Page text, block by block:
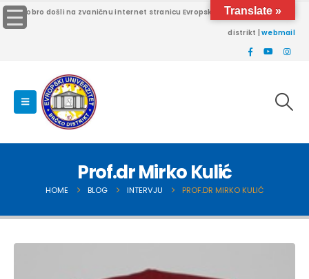
Dobro došli na zvaničnu internet stranicu Evropskog univerziteta Brčko
distrikt |webmail
Prof.dr Mirko Kulić
HOME BLOG INTERVJU PROF.DR MIRKO KULIĆ
Translate »